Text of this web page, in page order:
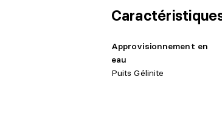
Salle de bains
niveau/
Approvisionnement en
eau
Puits Gélinite